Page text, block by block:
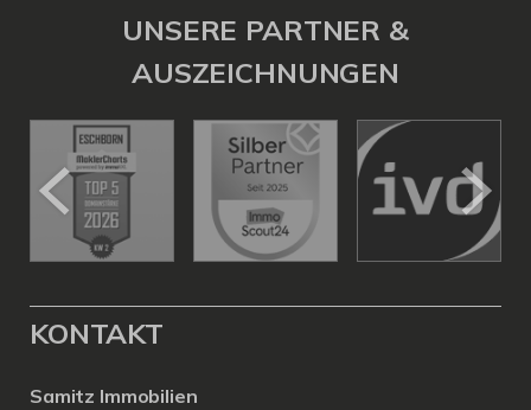
UNSERE PARTNER &
AUSZEICHNUNGEN
KONTAKT
Samitz Immobilien